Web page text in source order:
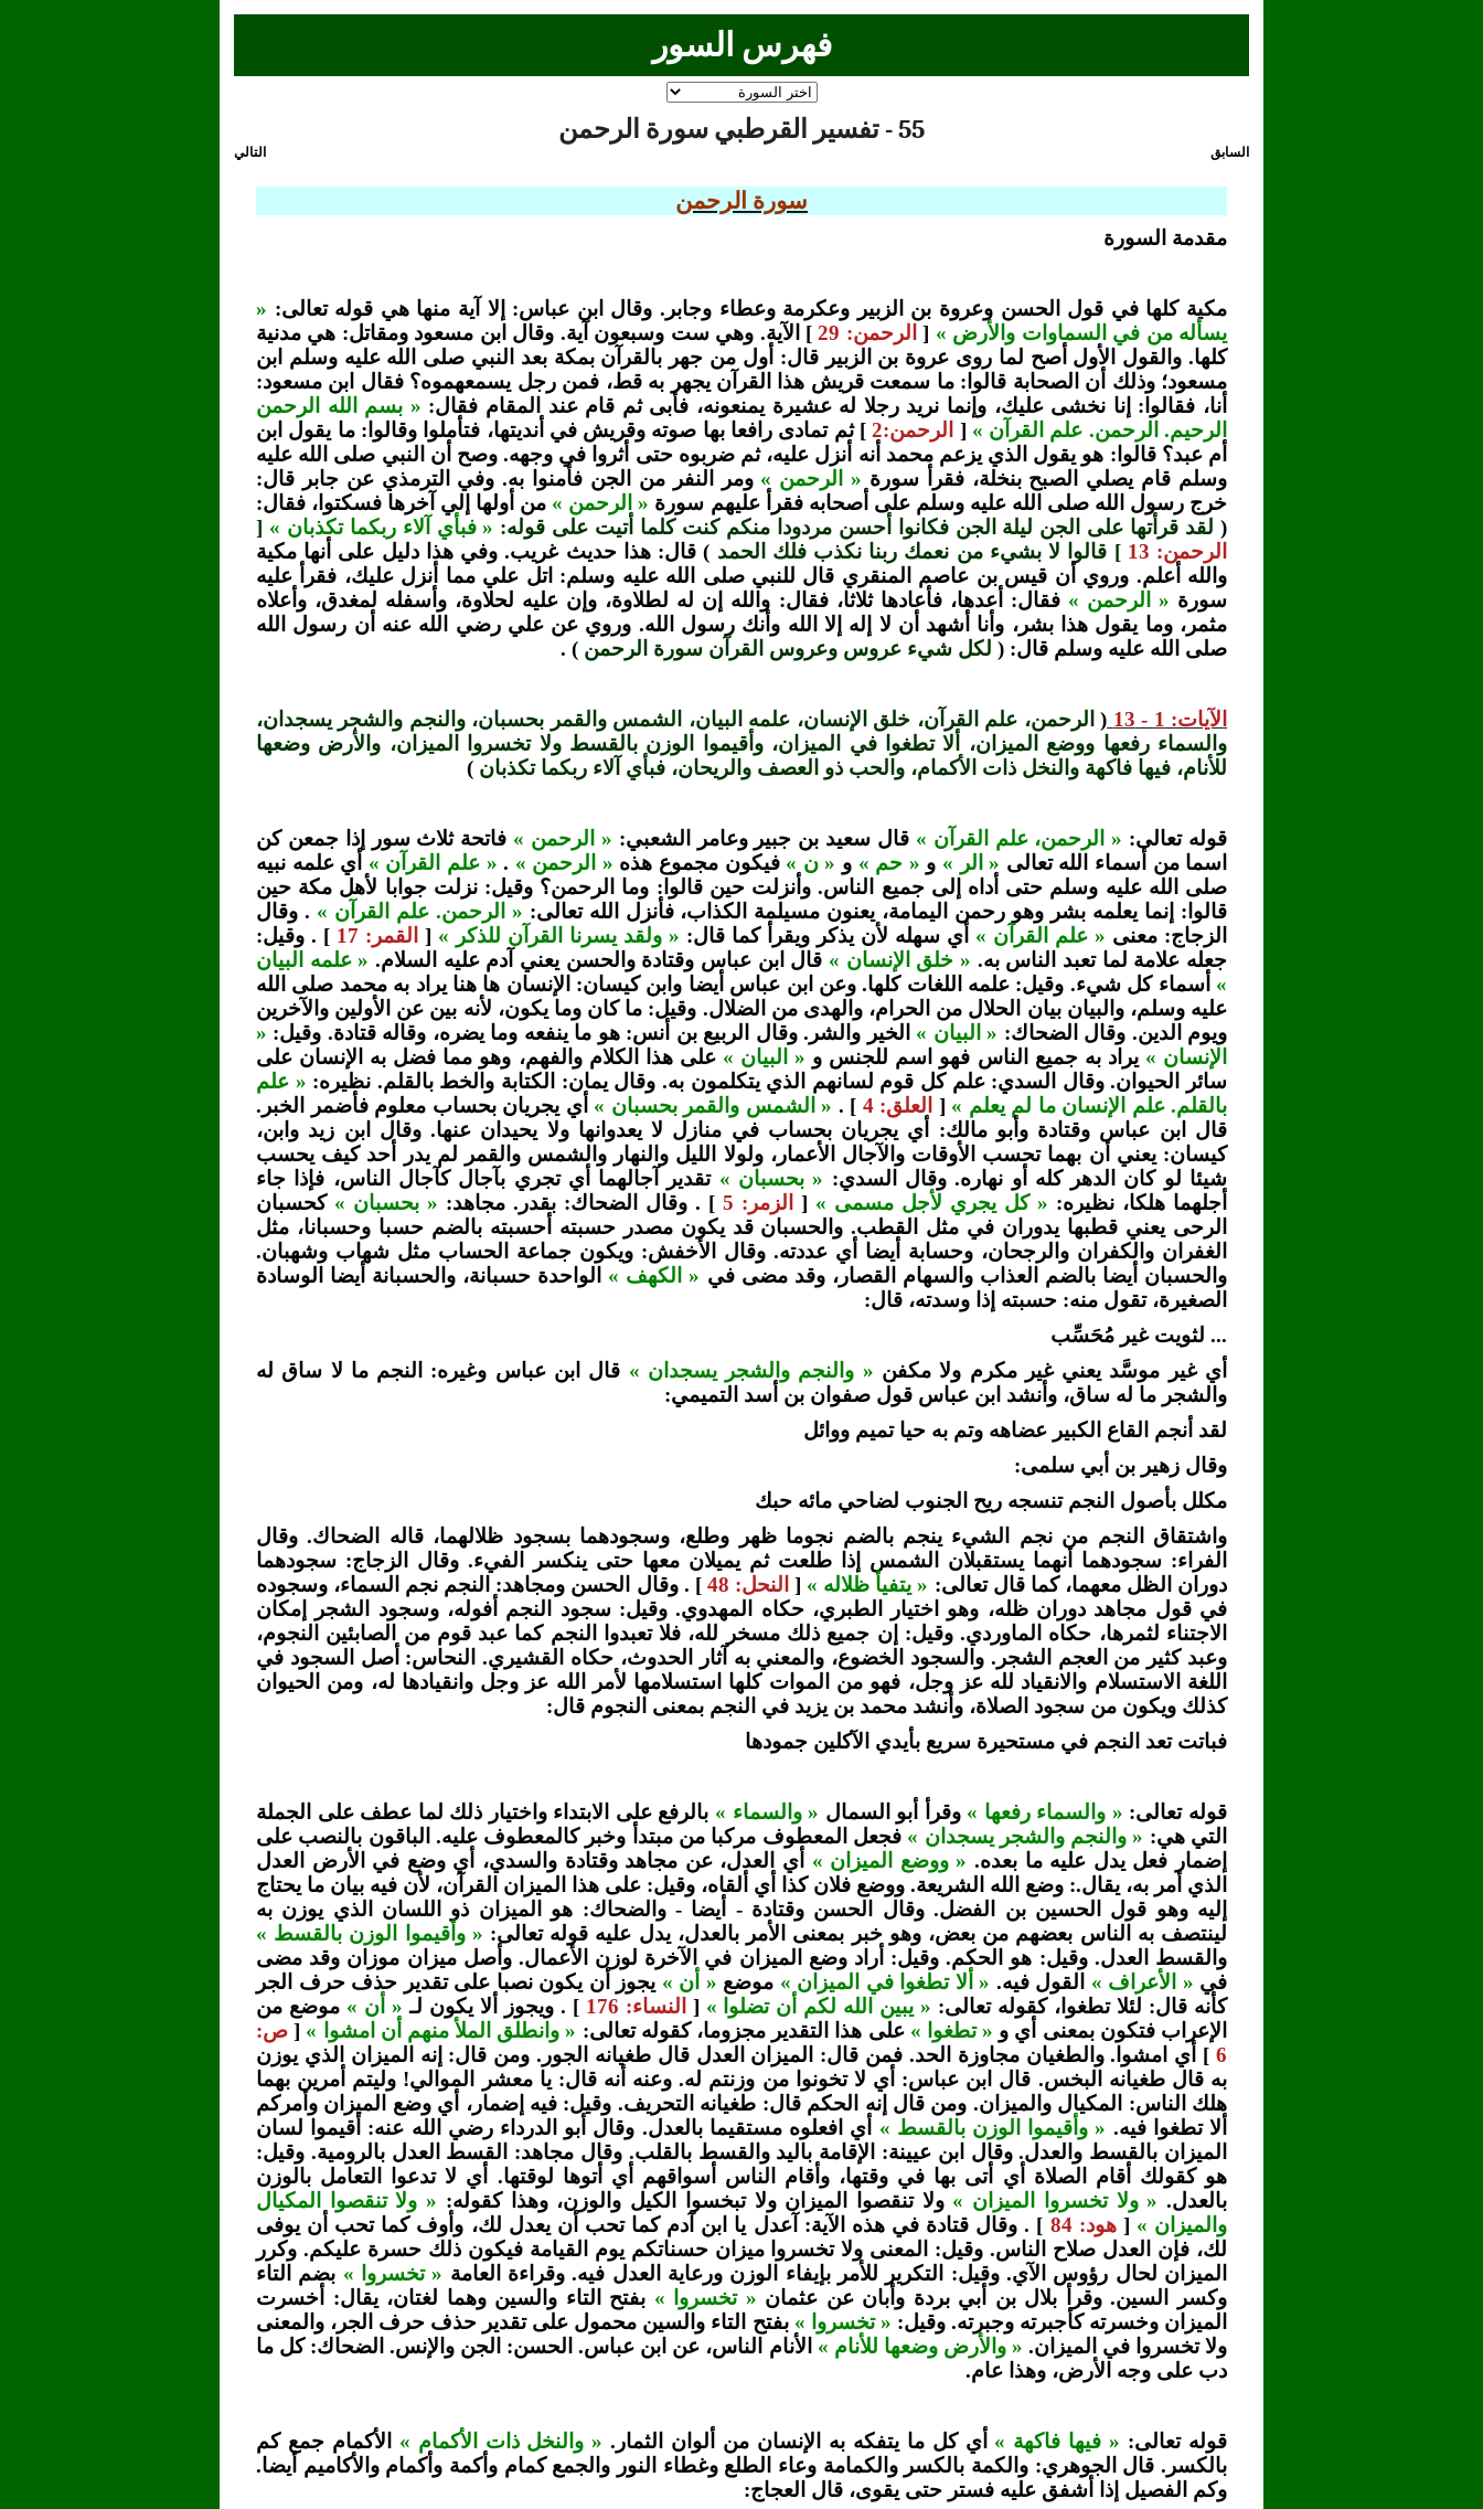
فهرس السور
55 - تفسير القرطبي سورة الرحمن
التالي السابق
سورة الرحمن
مقدمة السورة
مكية كلها في قول الحسن وعروة بن الزبير وعكرمة وعطاء وجابر. وقال ابن عباس: إلا آية منها هي قوله تعالى: «
يسأله من في السماوات والأرض » [الرحمن: 29
] الآية. وهي ست وسبعون آية. وقال ابن مسعود ومقاتل: هي مدنية
كلها. والقول الأول أصح لما روى عروة بن الزبير قال: أول من جهر بالقرآن بمكة بعد النبي صلى الله عليه وسلم ابن
مسعود؛ وذلك أن الصحابة قالوا: ما سمعت قريش هذا القرآن يجهر به قط، فمن رجل يسمعهموه؟ فقال ابن مسعود:
أنا، فقالوا: إنا نخشى عليك، وإنما نريد رجلا له عشيرة يمنعونه، فأبى ثم قام عند المقام فقال: « بسم الله الرحمن
الرحيم. الرحمن. علم القرآن » [ الرحمن:2
] ثم تمادى رافعا بها صوته وقريش في أنديتها، فتأملوا وقالوا: ما يقول ابن
أم عبد؟ قالوا: هو يقول الذي يزعم محمد أنه أنزل عليه، ثم ضربوه حتى أثروا في وجهه. وصح أن النبي صلى الله عليه
وسلم قام يصلي الصبح بنخلة، فقرأ سورة « الرحمن » ومر النفر من الجن فأمنوا به. وفي الترمذي عن جابر قال:
خرج رسول الله صلى الله عليه وسلم على أصحابه فقرأ عليهم سورة « الرحمن » من أولها إلي آخرها فسكتوا، فقال:
(لقد قرأتها على الجن ليلة الجن فكانوا أحسن مردودا منكم كنت كلما أتيت على قوله: « فبأي آلاء ربكما تكذبان » [
الرحمن: 13
] قالوا لا بشيء من نعمك ربنا نكذب فلك الحمد ) قال: هذا حديث غريب. وفي هذا دليل على أنها مكية
والله أعلم. وروي أن قيس بن عاصم المنقري قال للنبي صلى الله عليه وسلم: اتل علي مما أنزل عليك، فقرأ عليه
سورة « الرحمن » فقال: أعدها، فأعادها ثلاثا، فقال: والله إن له لطلاوة، وإن عليه لحلاوة، وأسفله لمغدق، وأعلاه
مثمر، وما يقول هذا بشر، وأنا أشهد أن لا إله إلا الله وأنك رسول الله. وروي عن علي رضي الله عنه أن رسول الله
صلى الله عليه وسلم قال: ( لكل شيء عروس وعروس القرآن سورة الرحمن ) .
الآيات: 1 - 13 (الرحمن، علم القرآن، خلق الإنسان، علمه البيان، الشمس والقمر بحسبان، والنجم والشجر يسجدان،
والسماء رفعها ووضع الميزان، ألا تطغوا في الميزان، وأقيموا الوزن بالقسط ولا تخسروا الميزان، والأرض وضعها
للأنام، فيها فاكهة والنخل ذات الأكمام، والحب ذو العصف والريحان، فبأي آلاء ربكما تكذبان )
قوله تعالى: « الرحمن، علم القرآن » قال سعيد بن جبير وعامر الشعبي: « الرحمن » فاتحة ثلاث سور إذا جمعن كن
اسما من أسماء الله تعالى « الر » و « حم » و « ن » فيكون مجموع هذه « الرحمن » . « علم القرآن » أي علمه نبيه
صلى الله عليه وسلم حتى أداه إلى جميع الناس. وأنزلت حين قالوا: وما الرحمن؟ وقيل: نزلت جوابا لأهل مكة حين
قالوا: إنما يعلمه بشر وهو رحمن اليمامة، يعنون مسيلمة الكذاب، فأنزل الله تعالى: « الرحمن. علم القرآن » . وقال
الزجاج: معنى « علم القرآن » أي سهله لأن يذكر ويقرأ كما قال: « ولقد يسرنا القرآن للذكر » [ القمر: 17
] . وقيل:
جعله علامة لما تعبد الناس به. « خلق الإنسان » قال ابن عباس وقتادة والحسن يعني آدم عليه السلام. « علمه البيان
» أسماء كل شيء. وقيل: علمه اللغات كلها. وعن ابن عباس أيضا وابن كيسان: الإنسان ها هنا يراد به محمد صلى الله
عليه وسلم، والبيان بيان الحلال من الحرام، والهدى من الضلال. وقيل: ما كان وما يكون، لأنه بين عن الأولين والآخرين
ويوم الدين. وقال الضحاك: « البيان » الخير والشر. وقال الربيع بن أنس: هو ما ينفعه وما يضره، وقاله قتادة. وقيل: «
الإنسان » يراد به جميع الناس فهو اسم للجنس و « البيان » على هذا الكلام والفهم، وهو مما فضل به الإنسان على
سائر الحيوان. وقال السدي: علم كل قوم لسانهم الذي يتكلمون به. وقال يمان: الكتابة والخط بالقلم. نظيره: « علم
بالقلم. علم الإنسان ما لم يعلم » [ العلق: 4 ] . « الشمس والقمر بحسبان » أي يجريان بحساب معلوم فأضمر الخبر.
قال ابن عباس وقتادة وأبو مالك: أي يجريان بحساب في منازل لا يعدوانها ولا يحيدان عنها. وقال ابن زيد وابن،
كيسان: يعني أن بهما تحسب الأوقات والآجال الأعمار، ولولا الليل والنهار والشمس والقمر لم يدر أحد كيف يحسب
شيئا لو كان الدهر كله أو نهاره. وقال السدي: « بحسبان » تقدير آجالهما أي تجري بآجال كآجال الناس، فإذا جاء
أجلهما هلكا، نظيره: « كل يجري لأجل مسمى » [ الزمر: 5 ] . وقال الضحاك: بقدر. مجاهد: « بحسبان » كحسبان
الرحى يعني قطبها يدوران في مثل القطب. والحسبان قد يكون مصدر حسبته أحسبته بالضم حسبا وحسبانا، مثل
الغفران والكفران والرجحان، وحسابة أيضا أي عددته. وقال الأخفش: ويكون جماعة الحساب مثل شهاب وشهبان.
والحسبان أيضا بالضم العذاب والسهام القصار، وقد مضى في « الكهف » الواحدة حسبانة، والحسبانة أيضا الوسادة
الصغيرة، تقول منه: حسبته إذا وسدته، قال:
... لثويت غير مُحَسِّب
أي غير موسَّد يعني غير مكرم ولا مكفن « والنجم والشجر يسجدان » قال ابن عباس وغيره: النجم ما لا ساق له
والشجر ما له ساق، وأنشد ابن عباس قول صفوان بن أسد التميمي:
لقد أنجم القاع الكبير عضاهه وتم به حيا تميم ووائل
وقال زهير بن أبي سلمى:
مكلل بأصول النجم تنسجه ريح الجنوب لضاحي مائه حبك
واشتقاق النجم من نجم الشيء ينجم بالضم نجوما ظهر وطلع، وسجودهما بسجود ظلالهما، قاله الضحاك. وقال
الفراء: سجودهما أنهما يستقبلان الشمس إذا طلعت ثم يميلان معها حتى ينكسر الفيء. وقال الزجاج: سجودهما
دوران الظل معهما، كما قال تعالى: « يتفيأ ظلاله » [النحل: 48
] . وقال الحسن ومجاهد: النجم نجم السماء، وسجوده
في قول مجاهد دوران ظله، وهو اختيار الطبري، حكاه المهدوي. وقيل: سجود النجم أفوله، وسجود الشجر إمكان
الاجتناء لثمرها، حكاه الماوردي. وقيل: إن جميع ذلك مسخر لله، فلا تعبدوا النجم كما عبد قوم من الصابئين النجوم،
وعبد كثير من العجم الشجر. والسجود الخضوع، والمعني به آثار الحدوث، حكاه القشيري. النحاس: أصل السجود في
اللغة الاستسلام والانقياد لله عز وجل، فهو من الموات كلها استسلامها لأمر الله عز وجل وانقيادها له، ومن الحيوان
كذلك ويكون من سجود الصلاة، وأنشد محمد بن يزيد في النجم بمعنى النجوم قال:
فباتت تعد النجم في مستحيرة سريع بأيدي الآكلين جمودها
قوله تعالى: « والسماء رفعها » وقرأ أبو السمال « والسماء » بالرفع على الابتداء واختيار ذلك لما عطف على الجملة
التي هي: « والنجم والشجر يسجدان » فجعل المعطوف مركبا من مبتدأ وخبر كالمعطوف عليه. الباقون بالنصب على
إضمار فعل يدل عليه ما بعده. « ووضع الميزان » أي العدل، عن مجاهد وقتادة والسدي، أي وضع في الأرض العدل
الذي أمر به، يقال.: وضع الله الشريعة. ووضع فلان كذا أي ألقاه، وقيل: على هذا الميزان القرآن، لأن فيه بيان ما يحتاج
إليه وهو قول الحسين بن الفضل. وقال الحسن وقتادة - أيضا - والضحاك: هو الميزان ذو اللسان الذي يوزن به
لينتصف به الناس بعضهم من بعض، وهو خبر بمعنى الأمر بالعدل، يدل عليه قوله تعالى: « وأقيموا الوزن بالقسط »
والقسط العدل. وقيل: هو الحكم. وقيل: أراد وضع الميزان في الآخرة لوزن الأعمال. وأصل ميزان موزان وقد مضى
في « الأعراف » القول فيه. « ألا تطغوا في الميزان » موضع « أن » يجوز أن يكون نصبا على تقدير حذف حرف الجر
كأنه قال: لئلا تطغوا، كقوله تعالى: « يبين الله لكم أن تضلوا » [ النساء: 176 ] . ويجوز ألا يكون لـ « أن » موضع من
الإعراب فتكون بمعنى أي و « تطغوا » على هذا التقدير مجزوما، كقوله تعالى: « وانطلق الملأ منهم أن امشوا » [ص:
6 ] أي امشوا. والطغيان مجاوزة الحد. فمن قال: الميزان العدل قال طغيانه الجور. ومن قال: إنه الميزان الذي يوزن
به قال طغيانه البخس. قال ابن عباس: أي لا تخونوا من وزنتم له. وعنه أنه قال: يا معشر الموالي! وليتم أمرين بهما
هلك الناس: المكيال والميزان. ومن قال إنه الحكم قال: طغيانه التحريف. وقيل: فيه إضمار، أي وضع الميزان وأمركم
ألا تطغوا فيه. « وأقيموا الوزن بالقسط » أي افعلوه مستقيما بالعدل. وقال أبو الدرداء رضي الله عنه: أقيموا لسان
الميزان بالقسط والعدل. وقال ابن عيينة: الإقامة باليد والقسط بالقلب. وقال مجاهد: القسط العدل بالرومية. وقيل:
هو كقولك أقام الصلاة أي أتى بها في وقتها، وأقام الناس أسواقهم أي أتوها لوقتها. أي لا تدعوا التعامل بالوزن
بالعدل. « ولا تخسروا الميزان » ولا تنقصوا الميزان ولا تبخسوا الكيل والوزن، وهذا كقوله: « ولا تنقصوا المكيال
والميزان » [ هود: 84
] . وقال قتادة في هذه الآية: آعدل يا ابن آدم كما تحب أن يعدل لك، وأوف كما تحب أن يوفى
لك، فإن العدل صلاح الناس. وقيل: المعنى ولا تخسروا ميزان حسناتكم يوم القيامة فيكون ذلك حسرة عليكم. وكرر
الميزان لحال رؤوس الآي. وقيل: التكرير للأمر بإيفاء الوزن ورعاية العدل فيه. وقراءة العامة « تخسروا » بضم التاء
وكسر السين. وقرأ بلال بن أبي بردة وأبان عن عثمان « تخسروا » بفتح التاء والسين وهما لغتان، يقال: أخسرت
الميزان وخسرته كأجبرته وجبرته. وقيل: « تخسروا » بفتح التاء والسين محمول على تقدير حذف حرف الجر، والمعنى
ولا تخسروا في الميزان. « والأرض وضعها للأنام » الأنام الناس، عن ابن عباس. الحسن: الجن والإنس. الضحاك: كل ما
دب على وجه الأرض، وهذا عام.
قوله تعالى: « فيها فاكهة » أي كل ما يتفكه به الإنسان من ألوان الثمار. « والنخل ذات الأكمام » الأكمام جمع كم
بالكسر. قال الجوهري: والكمة بالكسر والكمامة وعاء الطلع وغطاء النور والجمع كمام وأكمة وأكمام والأكاميم أيضا.
وكم الفصيل إذا أشفق عليه فستر حتى يقوى، قال العجاج: